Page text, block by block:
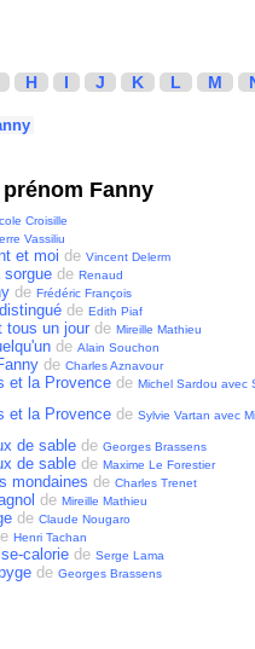
H I J K L M
Fanny
Croisille
Vassiliu
et moi de Vincent Delerm
sorgue de Renaud
de Frédéric François
de Edith Piaf
tous un jour de Mireille Mathieu
de Alain Souchon
de Charles Aznavour
et la Provence de Michel Sardou avec
et la Provence de Sylvie Vartan avec
de sable de Georges Brassens
de sable de Maxime Le Forestier
mondaines de Charles Trenet
de Mireille Mathieu
de Claude Nougaro
Henri Tachan
calorie de Serge Lama
de Georges Brassens